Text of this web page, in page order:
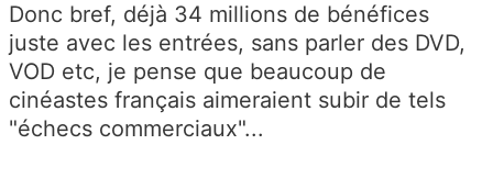
Donc bref, déjà 34 millions de bénéfices
juste avec les entrées, sans parler des DVD,
VOD etc, je pense que beaucoup de
cinéastes français aimeraient subir de tels
"échecs commerciaux"...